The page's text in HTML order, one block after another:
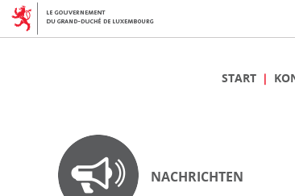
START
NACHRICHTEN